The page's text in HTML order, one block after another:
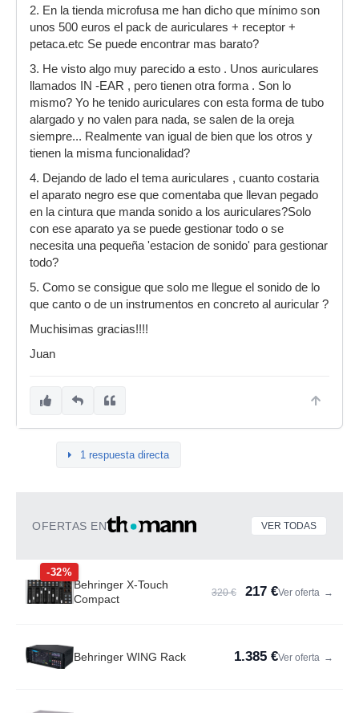
2. En la tienda microfusa me han dicho que mínimo son
unos 500 euros el pack de auriculares + receptor +
petaca.etc Se puede encontrar mas barato?
3. He visto algo muy parecido a esto . Unos auriculares
llamados IN -EAR , pero tienen otra forma . Son lo
mismo? Yo he tenido auriculares con esta forma de tubo
alargado y no valen para nada, se salen de la oreja
siempre... Realmente van igual de bien que los otros y
tienen la misma funcionalidad?
4. Dejando de lado el tema auriculares , cuanto costaria
el aparato negro ese que comentaba que llevan pegado
en la cintura que manda sonido a los auriculares?Solo
con ese aparato ya se puede gestionar todo o se
necesita una pequeña 'estacion de sonido' para gestionar
todo?
5. Como se consigue que solo me llegue el sonido de lo
que canto o de un instrumentos en concreto al auricular ?
Muchisimas gracias!!!!
Juan
1 respuesta directa
OFERTAS EN VER TODAS
-32%
Behringer X-Touch
Compact
320 € 217 €Ver oferta →
Behringer WING Rack 1.385 €Ver oferta →